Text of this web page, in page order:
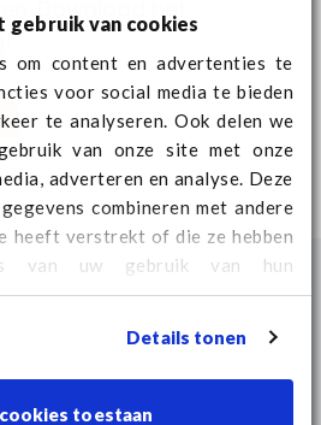
gebruik van cookies
om content en advertenties te
voor social media te bieden
te analyseren. Ook delen we
van onze site met onze
adverteren en analyse. Deze
combineren met andere
heeft verstrekt of die ze hebben
van uw gebruik van hun
aanvullende cookie informatie
Details tonen
toestaan
Download het